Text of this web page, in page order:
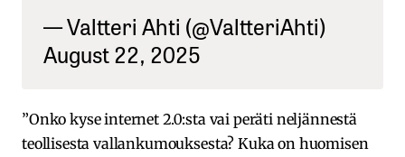
— Valtteri Ahti (@ValtteriAhti)
August 22, 2025
”Onko kyse internet 2.0:sta vai peräti neljännestä
teollisesta vallankumouksesta? Kuka on huomisen